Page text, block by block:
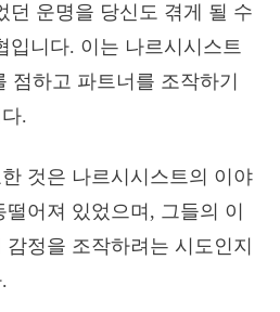
던 운명을 당신도 겪게 될 수
입니다. 이는 나르시시스트
점하고 파트너를 조작하기
.
것은 나르시시스트의 이야
어져 있었으며, 그들의 이
정을 조작하려는 시도인지